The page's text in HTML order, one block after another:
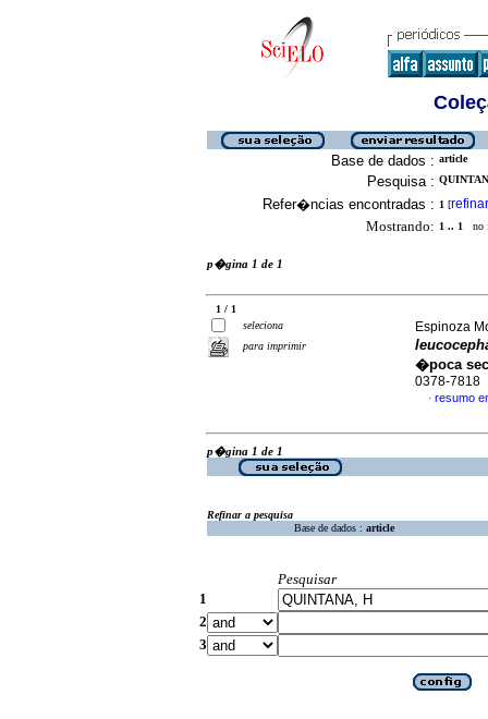
Base de dados : article
Pesquisa :
Refer�ncias encontradas : 1 [refinar
Mostrando: 1 .. 1 no
p�gina 1 de 1
1 / 1
seleciona
para imprimir
Espinoza
�poca
0378-7818
· resumo
p�gina 1 de 1
Refinar a pesquisa
Base de dados : article
Pesquisar
1
2
3